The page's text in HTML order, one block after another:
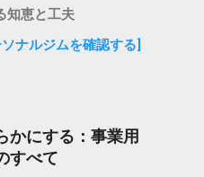
知恵と工夫
ナルジムを確認する]
かにする：事業用
すべて